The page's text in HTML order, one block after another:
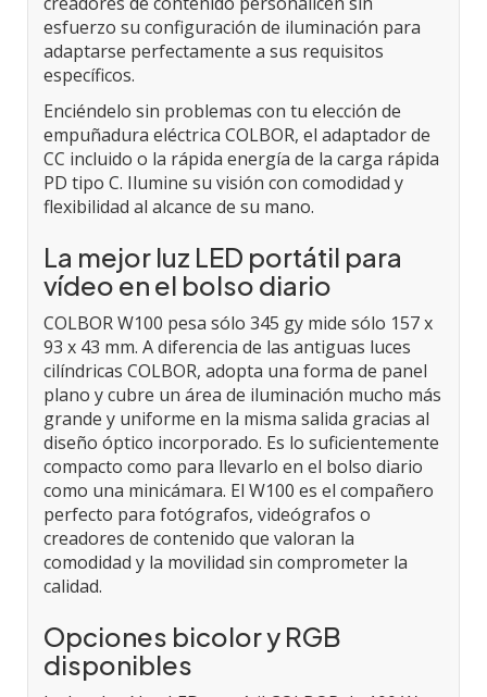
esfuerzo su configuración de iluminación para
adaptarse perfectamente a sus requisitos
específicos.
Enciéndelo sin problemas con tu elección de
empuñadura eléctrica COLBOR, el adaptador de
CC incluido o la rápida energía de la carga rápida
PD tipo C. Ilumine su visión con comodidad y
flexibilidad al alcance de su mano.
La mejor luz LED portátil para
vídeo en el bolso diario
COLBOR W100 pesa sólo 345 gy mide sólo 157 x
93 x 43 mm. A diferencia de las antiguas luces
cilíndricas COLBOR, adopta una forma de panel
plano y cubre un área de iluminación mucho más
grande y uniforme en la misma salida gracias al
diseño óptico incorporado. Es lo suficientemente
compacto como para llevarlo en el bolso diario
como una minicámara. El W100 es el compañero
perfecto para fotógrafos, videógrafos o
creadores de contenido que valoran la
comodidad y la movilidad sin comprometer la
calidad.
Opciones bicolor y RGB
disponibles